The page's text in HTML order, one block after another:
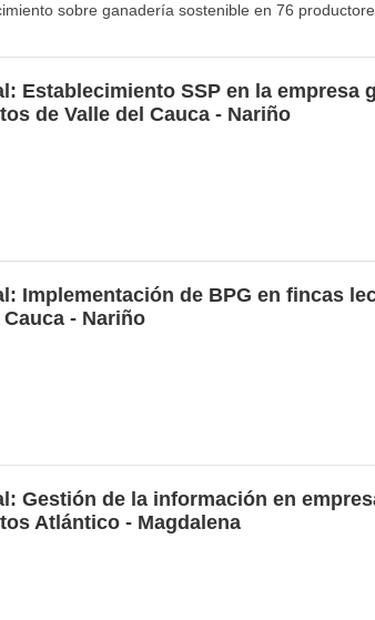
sobre ganadería sostenible en 76
Establecimiento SSP en la empresa
de Valle del Cauca - Nariño
Implementación de BPG en fincas
- Nariño
Gestión de la información en
Atlántico - Magdalena